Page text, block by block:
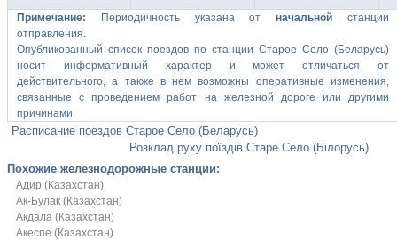
Примечание: Периодичность указана отначальной станции
отправления.
Опубликованный список поездов по станции Старое Село (Беларусь)
носит информативный характер и может отличаться от
действительного, а также в нем возможны оперативные изменения,
связанные с проведением работ на железной дороге или другими
причинами.
Расписание поездов Старое Село (Беларусь)
Розклад руху поїздів Старе Село (Білорусь)
Похожие железнодорожные станции:
Адир (Казахстан)
Ак-Булак (Казахстан)
Акдала (Казахстан)
Акеспе (Казахстан)